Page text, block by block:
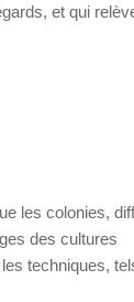
et qui
les colonies,
des cultures
techniques,